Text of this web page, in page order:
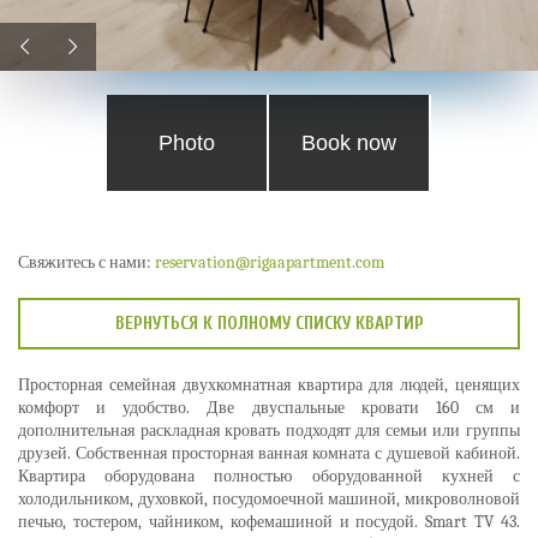
Photo Book now
Свяжитесь с нами: reservation@rigaapartment.com
ВЕРНУТЬСЯ К ПОЛНОМУ СПИСКУ КВАРТИР
Просторная семейная двухкомнатная квартира для людей, ценящих
комфорт и удобство. Две двуспальные кровати 160 см и
дополнительная раскладная кровать подходят для семьи или группы
друзей. Собственная просторная ванная комната с душевой кабиной.
Квартира оборудована полностью оборудованной кухней с
холодильником, духовкой, посудомоечной машиной, микроволновой
печью, тостером, чайником, кофемашиной и посудой. Smart TV 43.